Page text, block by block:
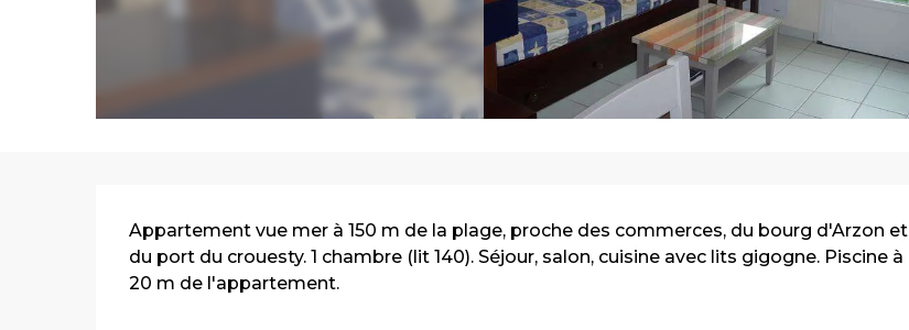
Description
Appartement vue mer à 150 m de la plage, proche des commerces, du bourg d'Arzon et
du port du crouesty. 1 chambre (lit 140). Séjour, salon, cuisine avec lits gigogne. Piscine à
20 m de l'appartement.